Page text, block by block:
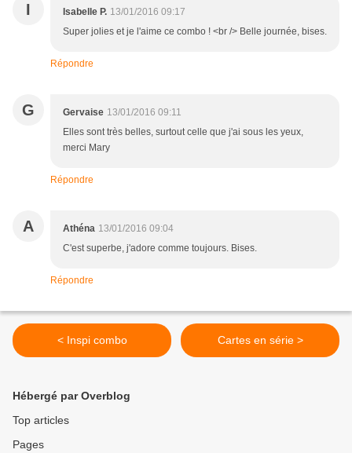
I Isabelle P. 13/01/2016 09:17
Super jolies et je l'aime ce combo ! <br /> Belle journée, bises.
Répondre
G Gervaise 13/01/2016 09:11
Elles sont très belles, surtout celle que j'ai sous les yeux,
merci Mary
Répondre
A Athéna 13/01/2016 09:04
C'est superbe, j'adore comme toujours. Bises.
Répondre
< Inspi combo Cartes en série >
Hébergé par Overblog
Top articles
Pages